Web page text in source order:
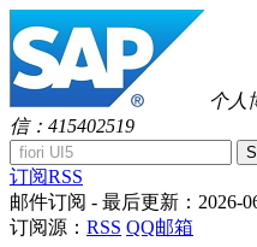
个人
信：415402519
订阅RSS
邮件订阅 - 最后更新： 2026-
订阅源： RSS QQ邮箱